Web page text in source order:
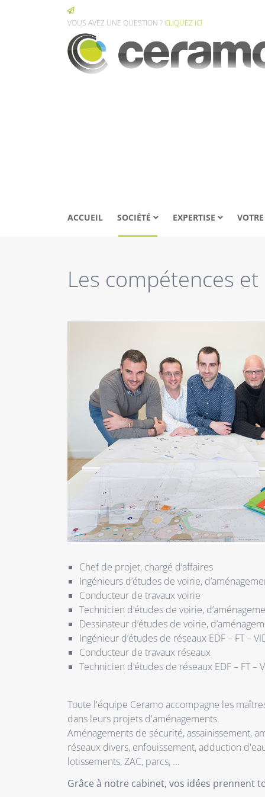
VOUS AVEZ UNE QUESTION ?CLIQUEZ ICI
ACCUEIL SOCIÉTÉ EXPERTISE
Les compétences
Chef de projet, chargé d’affaires
Ingénieurs d’études de voirie,
Conducteur de travaux voirie
Technicien d’études de voirie,
Dessinateur d’études de voirie,
Ingénieur d’études de réseaux EDF – FT –
Conducteur de travaux réseaux
Technicien d’études de réseaux EDF – FT –
Toute l'équipe Ceramo accompagne les
dans leurs projets d'aménagements.
Aménagements de sécurité, assainissement,
réseaux divers, enfouissement, adduction
lotissements, ZAC, parcs, ...
Grâce à notre cabinet, vos idées prennent